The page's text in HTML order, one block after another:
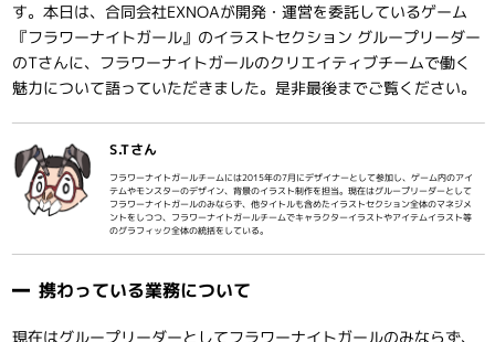
す。本日は、合同会社EXNOAが開発・運営を委託しているゲーム
『フラワーナイトガール』のイラストセクション グループリーダー
のTさんに、フラワーナイトガールのクリエイティブチームで働く
魅力について語っていただきました。是非最後までご覧ください。
S.Tさん
フラワーナイトガールチームには2015年の7月にデザイナーとして参加し、ゲーム内のアイ
テムやモンスターのデザイン、背景のイラスト制作を担当。現在はグループリーダーとして
フラワーナイトガールのみならず、他タイトルも含めたイラストセクション全体のマネジメ
ントをしつつ、フラワーナイトガールチームでキャラクターイラストやアイテムイラスト等
のグラフィック全体の統括をしている。
携わっている業務について
現在はグループリーダーとしてフラワーナイトガールのみならず、